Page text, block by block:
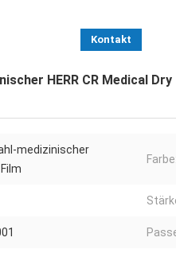
Kontakt
HERR CR Medical
medizinischer